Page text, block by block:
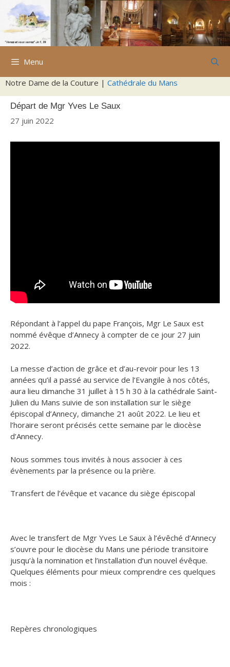
Aller
contenu
Menu
Notre Dame de la Couture | Cathédrale du Mans
Départ de Mgr Yves Le Saux
27 juin 2022
Répondant à l’appel du pape François, Mgr Le Saux est
nommé évêque d’Annecy à compter de ce jour 27 juin
2022.
La messe d’action de grâce et d’au-revoir pour les 13
années qu’il a passé au service de l’Evangile à nos côtés,
aura lieu dimanche 31 juillet à 15 h 30 à la cathédrale Saint-
Julien du Mans​ ​​suivie de ​son installation sur le siège
épiscopal d’Annecy, ​dimanche 21 août 2022. Le lieu et
l’horaire seront précisés cette semaine par le diocèse
d’Annecy.
​Nous sommes tous invités à nous associer à ces
évènements par la présence ou la prière.
Transfert de l’évêque et vacance du siège épiscopal
Avec le transfert de Mgr Yves Le Saux à l’évêché d’Annecy
s’ouvre pour le diocèse du Mans une période transitoire
jusqu’à la nomination et l’installation d’un nouvel évêque.
Quelques éléments pour mieux comprendre ces quelques
mois :
Repères chronologiques